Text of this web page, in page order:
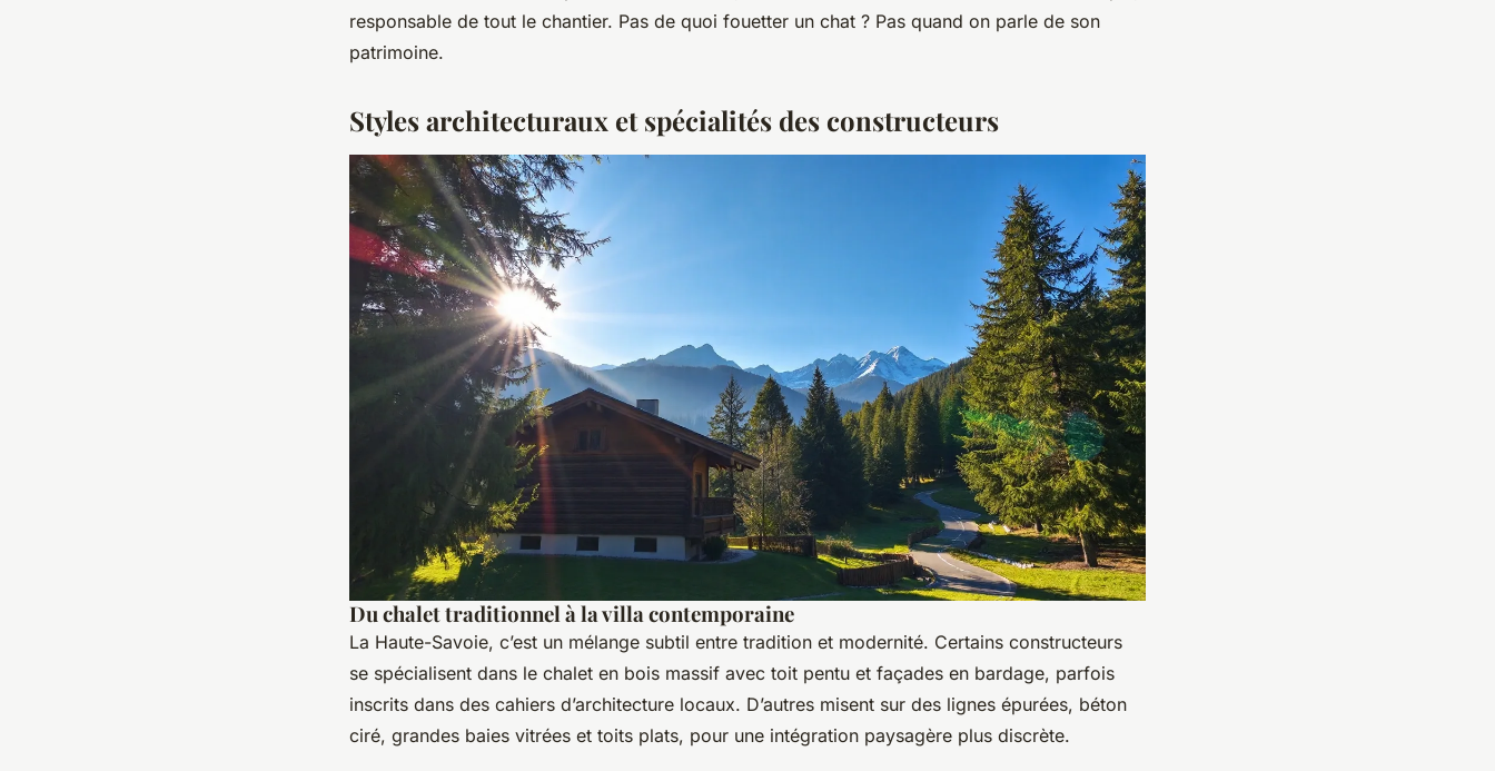
responsable de tout le chantier. Pas de quoi fouetter un chat ? Pas quand on parle de son
patrimoine.
Styles architecturaux et spécialités des constructeurs
Du chalet traditionnel à la villa contemporaine
La Haute-Savoie, c’est un mélange subtil entre tradition et modernité. Certains constructeurs
se spécialisent dans le chalet en bois massif avec toit pentu et façades en bardage, parfois
inscrits dans des cahiers d’architecture locaux. D’autres misent sur des lignes épurées, béton
ciré, grandes baies vitrées et toits plats, pour une intégration paysagère plus discrète.